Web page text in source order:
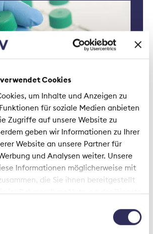
Cookies
um Inhalte und Anzeigen zu
für soziale Medien anbieten
Zugriffe auf unsere Website zu
geben wir Informationen zu Ihrer
Website an unsere Partner für
und Analysen weiter. Unsere
Informationen möglicherweise mit
die Sie ihnen bereitgestellt
im Rahmen Ihrer Nutzung der Dienste
| 21. April 2020
das Prinzip
aushebeln